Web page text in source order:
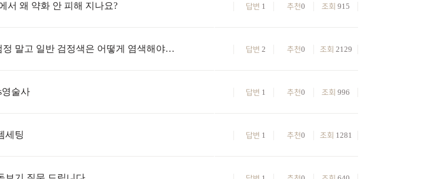
서 왜 약화 안 피해 지나요? 조회 915
추천0
답변 1
천연검정 말고 일반 검정색은 어떻게 염색해야하나요? 조회 2129
추천0
답변 2
영술사 조회 996
추천0
답변 1
세팅 조회 1281
추천0
답변 1